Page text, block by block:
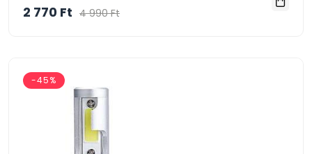
2 770 Ft 4 990 Ft
-45%